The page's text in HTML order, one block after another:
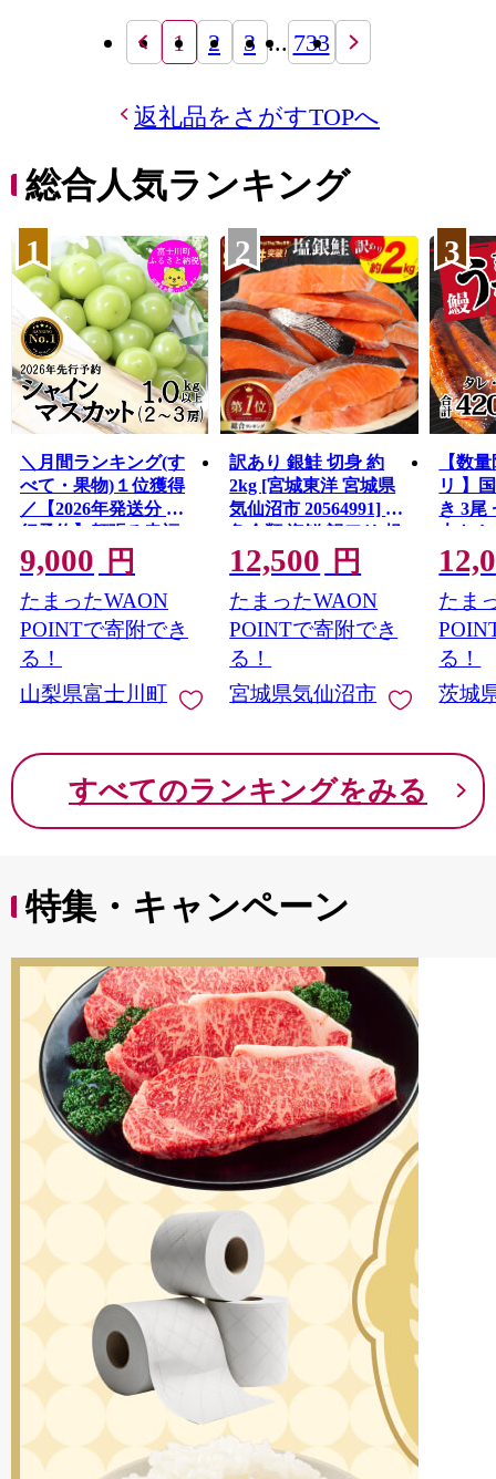
1 2 3 ... 733
返礼品をさがすTOPへ
総合人気ランキング
1
＼月間ランキング(す
べて・果物)１位獲得
／【2026年発送分 先
行予約】頬張る幸福
感 〜緑の宝石・ シ
ャインマスカット 〜
１ｋｇ以上（２〜３
房） フルーツ 山梨県
産 果物 くだもの シャ
イン マスカット ぶど
う ブドウ 葡萄 大粒 種
9000円 九千円
9,000 円
たまったWAON
POINTで寄附でき
る！
山梨県富士川町
2
訳あり 銀鮭 切身 約
2kg [宮城東洋 宮城県
気仙沼市 20564991] 鮭
魚介類 海鮮 訳アリ 規
格外 不揃い さけ サケ
鮭切身 シャケ 切り身
冷凍 家庭用 おかず 弁
当 支援 サーモン 銀鮭
切り身 魚 わけあり
12,500 円
たまったWAON
POINTで寄附でき
る！
宮城県気仙沼市
3
【数
リ 】
き 3尾
大き
レ・
鰻 ふ
な重
茨城
と納
たま
る！
茨城
すべてのランキングをみる
特集・キャンペーン